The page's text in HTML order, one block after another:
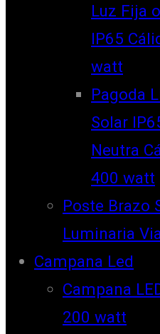
Luz Fija
IP65
watt
Pagoda
Solar
Neutra
400 watt
Poste Brazo
Luminaria
Campana Led
Campana
200 watt